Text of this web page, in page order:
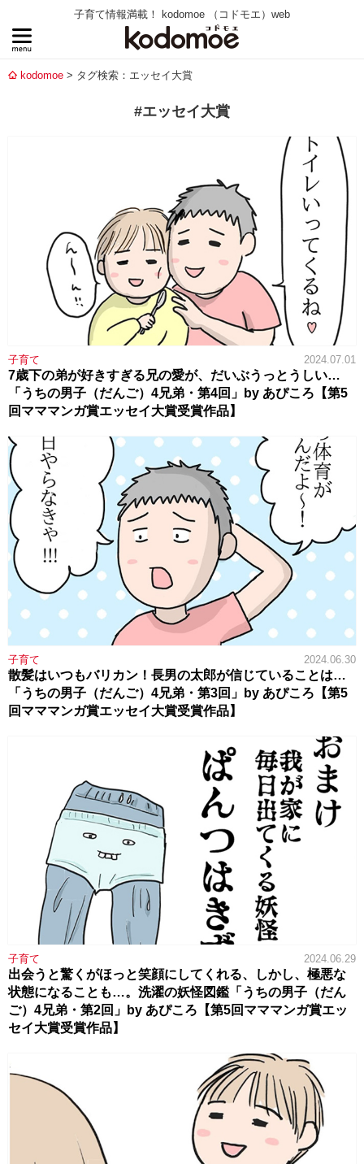
子育て情報満載！ kodomoe （コドモエ）web
kodomoe タグ検索：エッセイ大賞
#エッセイ大賞
子育て 2024.07.01
7歳下の弟が好きすぎる兄の愛が、だいぶうっとうしい…
「うちの男子（だんご）4兄弟・第4回」by あぴころ【第5
回マママンガ賞エッセイ大賞受賞作品】
子育て 2024.06.30
散髪はいつもバリカン！長男の太郎が信じていることは…
「うちの男子（だんご）4兄弟・第3回」by あぴころ【第5
回マママンガ賞エッセイ大賞受賞作品】
子育て 2024.06.29
出会うと驚くがほっと笑顔にしてくれる、しかし、極悪な
状態になることも…。洗濯の妖怪図鑑「うちの男子（だん
ご）4兄弟・第2回」by あぴころ【第5回マママンガ賞エッ
セイ大賞受賞作品】